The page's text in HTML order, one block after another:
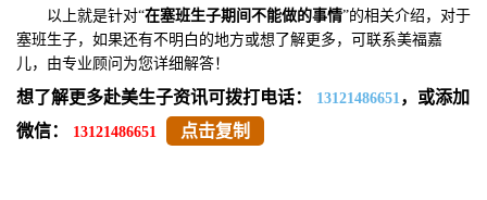
以上就是针对“在塞班生子期间 不能做的事情”的相关介绍，对于
塞班生子，如果还有不明白的地方或想了解更多，可联系美福嘉
儿，由专业顾问为您详细解答！
想了解更多赴美生子资讯可拨打电话： 13121486651 ，或添加
微信：
13121486651 点击复制